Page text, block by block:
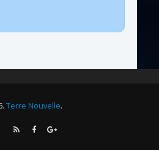
Terre Nouvelle.